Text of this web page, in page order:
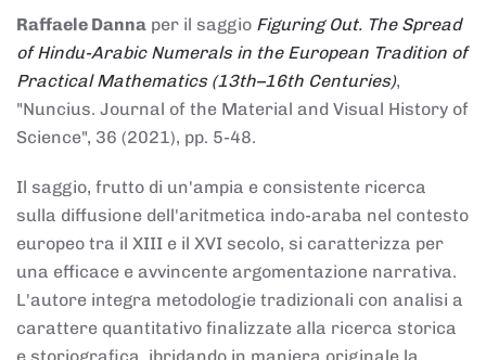
Raffaele Danna per il saggio Figuring Out. The Spread
of Hindu-Arabic Numerals in the European Tradition of
Practical Mathematics (13th–16th Centuries),
"Nuncius. Journal of the Material and Visual History of
Science", 36 (2021), pp. 5-48.
Il saggio, frutto di un'ampia e consistente ricerca
sulla diffusione dell'aritmetica indo-araba nel contesto
europeo tra il XIII e il XVI secolo, si caratterizza per
una efficace e avvincente argomentazione narrativa.
L'autore integra metodologie tradizionali con analisi a
carattere quantitativo finalizzate alla ricerca storica